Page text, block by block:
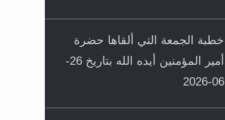
خطبة الجمعة التي ألقاها حضرة
أمير المؤمنين أيده الله بتاريخ 26-
06-2026